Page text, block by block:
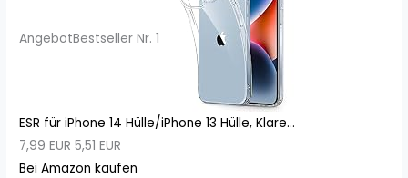
AngebotBestseller Nr. 1
ESR für iPhone 14 Hülle/iPhone 13 Hülle, Klare...
7,99 EUR 5,51 EUR
Bei Amazon kaufen